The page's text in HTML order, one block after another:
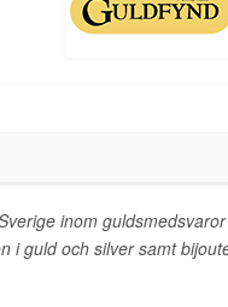
inom
i guld och silver samt